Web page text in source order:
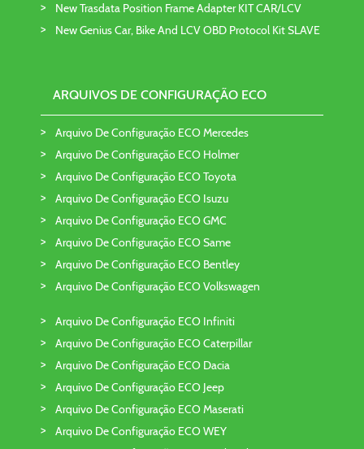
New Trasdata Position Frame Adapter KIT CAR/LCV
New Genius Car, Bike And LCV OBD Protocol Kit SLAVE
ARQUIVOS DE CONFIGURAÇÃO ECO
Arquivo De Configuração ECO Mercedes
Arquivo De Configuração ECO Holmer
Arquivo De Configuração ECO Toyota
Arquivo De Configuração ECO Isuzu
Arquivo De Configuração ECO GMC
Arquivo De Configuração ECO Same
Arquivo De Configuração ECO Bentley
Arquivo De Configuração ECO Volkswagen
Arquivo De Configuração ECO Infiniti
Arquivo De Configuração ECO Caterpillar
Arquivo De Configuração ECO Dacia
Arquivo De Configuração ECO Jeep
Arquivo De Configuração ECO Maserati
Arquivo De Configuração ECO WEY